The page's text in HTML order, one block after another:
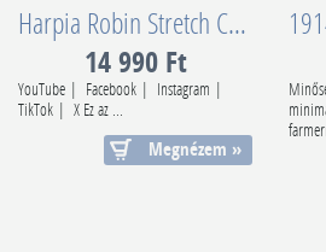
Harpia Robin Stretch Capri Navy
14 990 Ft
YouTube | Facebook | Instagram |
TikTok | X Ez az ...
Megnézem »